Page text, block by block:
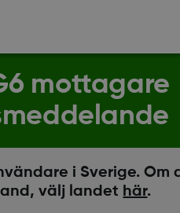
mottagare
i Sverige. Om
välj landet här.